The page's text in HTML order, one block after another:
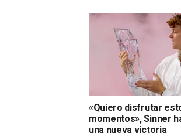
«Quiero disfrutar
momentos», Sinner
una nueva victoria